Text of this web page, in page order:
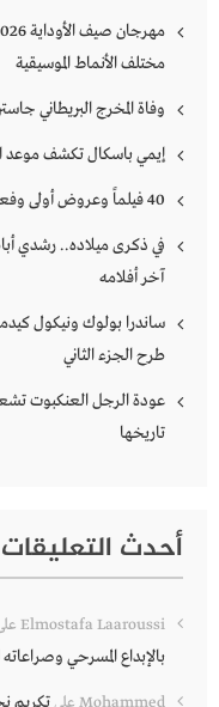
مختلف الأنماط الموسيقية
وفاة المخرج البريطاني
إيمي باسكال تكشف موعد
40 فيلماً وعروض أولى وفعاليات مهنية في مهرجان نافذة على أوروبا
في ذكرى ميلاده.. رشدي
آخر أفلامه
طرح الجزء الثاني
عودة الرجل العنكبوت
تاريخها
أحدث التعليقات
Elmostafa Laaroussi
بالإبداع المسرحي وصراعاته
تكريم